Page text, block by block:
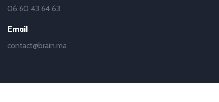
06 60 43 64 63
Email
contact@brain.ma